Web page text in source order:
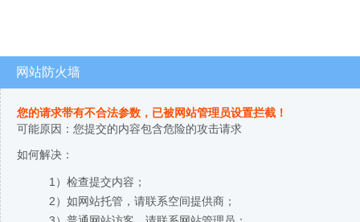
网站防火墙
您的请求带有不合法参数，已被网站管理员设置拦截！
可能原因：您提交的内容包含危险的攻击请求
如何解决：
1）检查提交内容；
2）如网站托管，请联系空间提供商；